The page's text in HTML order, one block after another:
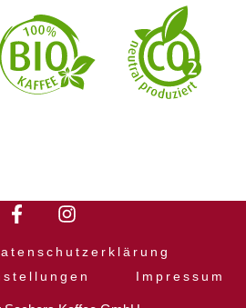
F
a
c
b
I
n
s
a
Impressum